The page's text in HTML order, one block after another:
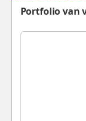
Portfolio van